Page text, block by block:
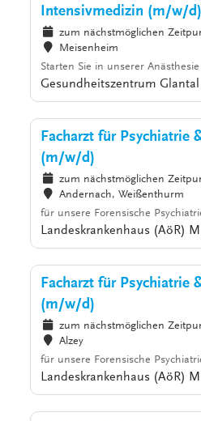
Intensivmedizin (m/w/d)
zum nächstmöglichen
Meisenheim
Starten Sie in unserer
Gesundheitszentrum Glantal
Facharzt für Psychiatrie
(m/w/d)
zum nächstmöglichen
Andernach, Weißenthurm
für unsere Forensische
Landeskrankenhaus (AöR)
Facharzt für Psychiatrie
(m/w/d)
zum nächstmöglichen
Alzey
für unsere Forensische
Landeskrankenhaus (AöR)